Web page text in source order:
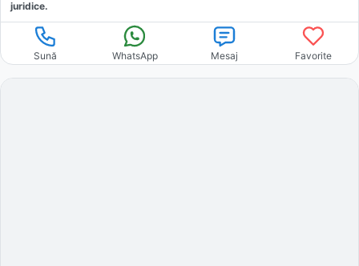
juridice.
Sună WhatsApp Mesaj Favorite